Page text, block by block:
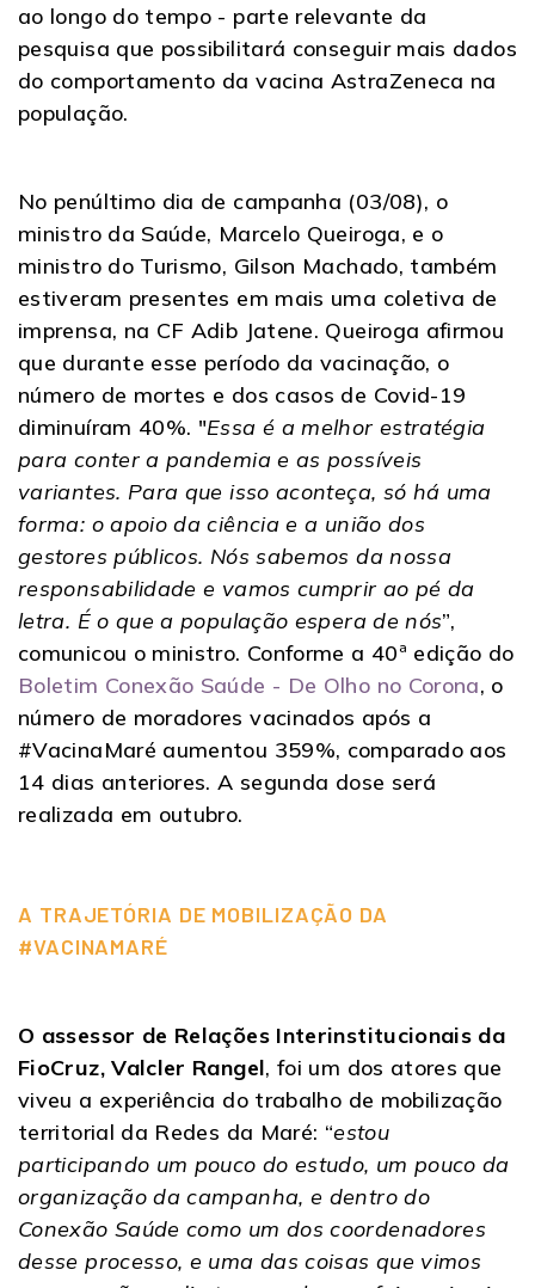
ao longo do tempo - parte relevante da
pesquisa que possibilitará conseguir mais dados
do comportamento da vacina AstraZeneca na
população.
No penúltimo dia de campanha (03/08), o
ministro da Saúde, Marcelo Queiroga, e o
ministro do Turismo, Gilson Machado, também
estiveram presentes em mais uma coletiva de
imprensa, na CF Adib Jatene. Queiroga afirmou
que durante esse período da vacinação, o
número de mortes e dos casos de Covid-19
diminuíram 40%. "Essa é a melhor estratégia
para conter a pandemia e as possíveis
variantes. Para que isso aconteça, só há uma
forma: o apoio da ciência e a união dos
gestores públicos. Nós sabemos da nossa
responsabilidade e vamos cumprir ao pé da
letra. É o que a população espera de nós”,
comunicou o ministro. Conforme a 40ª edição do
Boletim Conexão Saúde - De Olho no Corona, o
número de moradores vacinados após a
#VacinaMaré aumentou 359%, comparado aos
14 dias anteriores. A segunda dose será
realizada em outubro.
A TRAJETÓRIA DE MOBILIZAÇÃO DA
#VACINAMARÉ
O assessor de Relações Interinstitucionais da
FioCruz, Valcler Rangel, foi um dos atores que
viveu a experiência do trabalho de mobilização
territorial da Redes da Maré: “estou
participando um pouco do estudo, um pouco da
organização da campanha, e dentro do
Conexão Saúde como um dos coordenadores
desse processo, e uma das coisas que vimos